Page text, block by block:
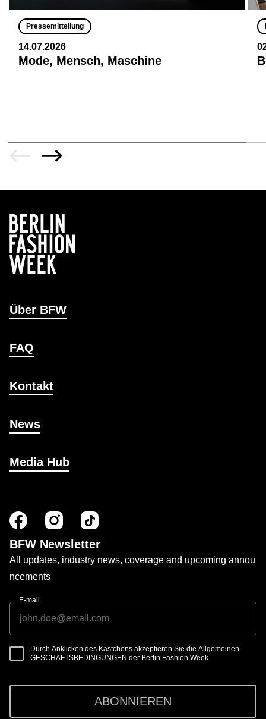
Pressemitteilung
14.07.2026
Mode, Mensch, Maschine
Über BFW
FAQ
Kontakt
News
Media Hub
BFW Newsletter
All updates, industry news, coverage and upcoming annou
ncements
E-mail
Durch Anklicken des Kästchens akzeptieren Sie die Allgemeinen
GESCHÄFTSBEDINGUNGEN der Berlin Fashion Week
ABONNIEREN